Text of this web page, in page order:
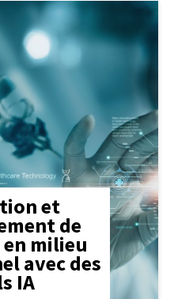
et
de
en milieu
avec des
IA